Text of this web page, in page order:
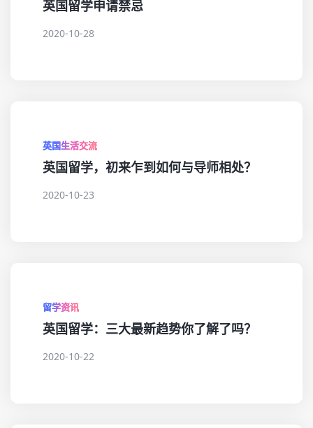
英国留学申请禁忌
2020-10-28
英国生活交流
英国留学，初来乍到如何与导师相处？
2020-10-23
留学资讯
英国留学：三大最新趋势你了解了吗？
2020-10-22